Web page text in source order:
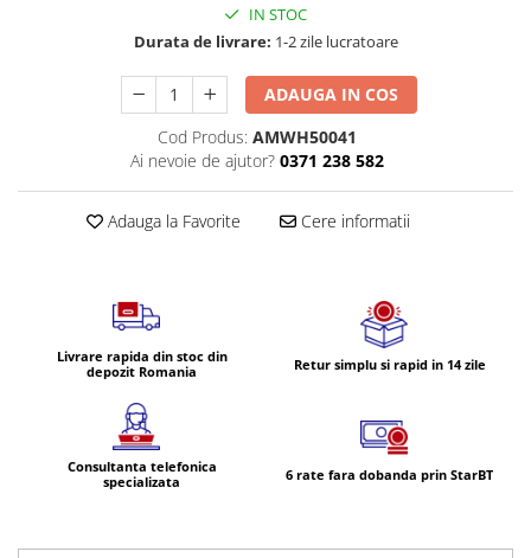
Volvo FH 2 Euro 4
Volvo FH 4 Euro 6
Volvo Model FM
Lumini, Becuri, Proiectoare
Becuri auto
Becuri Halogen Auto
Becuri Led Auto
Becuri Xenon Auto
Seturi de Becuri Auto
IN STOC
Durata de livrare: 1-2 zile lucratoare
ADAUGA IN COS
Cod Produs: AMWH50041
Ai nevoie de ajutor? 0371 238 582
Adauga la Favorite Cere informatii
Livrare rapida din stoc din
depozit Romania
Retur simplu si rapid in 14 zile
Consultanta telefonica
specializata
6 rate fara dobanda prin StarBT